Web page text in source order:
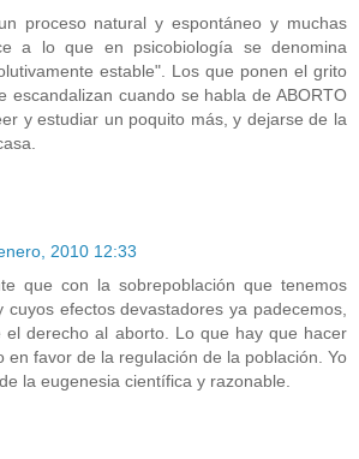
proceso natural y espontáneo y muchas
a lo que en psicobiología se denomina
estable". Los que ponen el grito
escandalizan cuando se habla de ABORTO
y estudiar un poquito más, y dejarse de la
2010 12:33
que con la sobrepoblación que tenemos
cuyos efectos devastadores ya padecemos,
el derecho al aborto. Lo que hay que hacer
en favor de la regulación de la población. Yo
la eugenesia científica y razonable.